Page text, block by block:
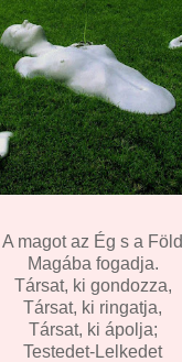
A magot az Ég s a Föld
Magába fogadja.
Társat, ki gondozza,
Társat, ki ringatja,
Társat, ki ápolja;
Testedet-Lelkedet